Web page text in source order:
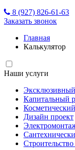
8 (927) 826-61-63
Заказать звонок
Главная
Калькулятор
Наши услуги
Капитальный
Дизайн проект